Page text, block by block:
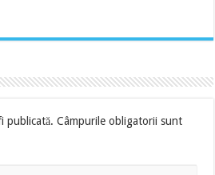
publicată. Câmpurile obligatorii sunt